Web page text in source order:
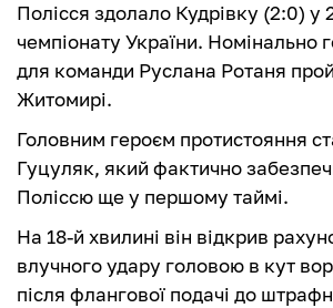
Полісся здолало Кудрівку (2:0) у
чемпіонату України. Номінально
для команди Руслана Ротаня
Житомирі.
Головним героєм протистояння
Гуцуляк, який фактично
Поліссю ще у першому таймі.
На 18-й хвилині він відкрив
влучного удару головою в кут
після флангової подачі до